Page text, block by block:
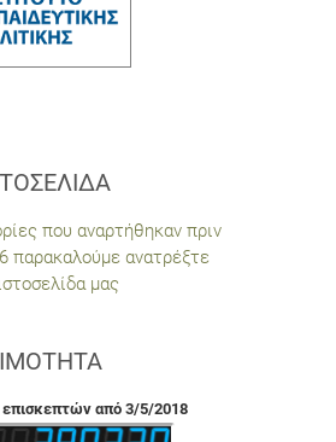
που αναρτήθηκαν πριν
παρακαλούμε ανατρέξτε
μας
από 3/5/2018